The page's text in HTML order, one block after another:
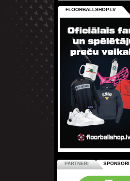
FLOORBALLSHOP.LV
PARTNERI SPONSORI